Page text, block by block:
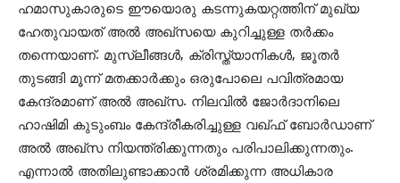
ഹമാസുകാരുടെ ഈയൊരു കടന്നുകയറ്റത്തിന് മുഖ്യ
ഹേതുവായത് അല്‍ അഖ്‌സയെ കുറിച്ചുള്ള തര്‍ക്കം
തന്നെയാണ്. മുസ്ലീങ്ങള്‍, ക്രിസ്ത്യാനികള്‍, ജൂതര്‍
തുടങ്ങി മൂന്ന് മതക്കാര്‍ക്കും ഒരുപോലെ പവിത്രമായ
കേന്ദ്രമാണ് അല്‍ അഖ്‌സ. നിലവില്‍ ജോര്‍ദാനിലെ
ഹാഷിമി കുടുംബം കേന്ദ്രീകരിച്ചുള്ള വഖ്ഫ് ബോര്‍ഡാണ്
അല്‍ അഖ്‌സ നിയന്ത്രിക്കുന്നതും പരിപാലിക്കുന്നതും.
എന്നാല്‍ അതിലുണ്ടാക്കാന്‍ ശ്രമിക്കുന്ന അധികാര